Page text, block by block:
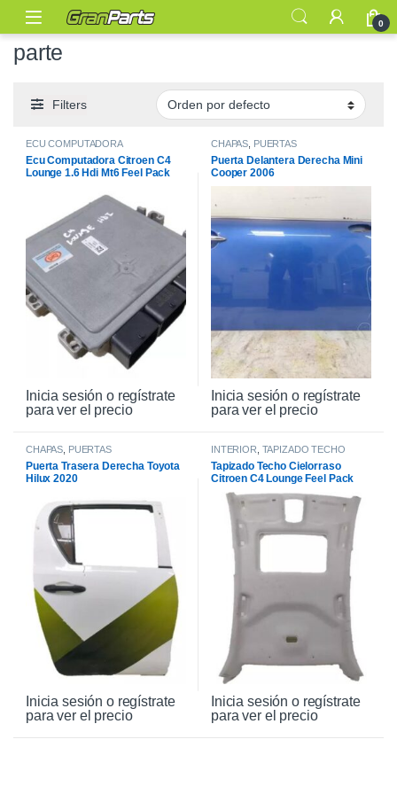
0
parte
Filters
ECU COMPUTADORA
Ecu Computadora Citroen C4
Lounge 1.6 Hdi Mt6 Feel Pack
Inicia sesión o regístrate
para ver el precio
CHAPAS PUERTAS
Puerta Delantera Derecha Mini
Cooper 2006
Inicia sesión o regístrate
para ver el precio
CHAPAS PUERTAS
Puerta Trasera Derecha Toyota
Hilux 2020
Inicia sesión o regístrate
para ver el precio
INTERIOR TAPIZADO TECHO
Tapizado Techo Cielorraso
Citroen C4 Lounge Feel Pack
2016
Inicia sesión o regístrate
para ver el precio